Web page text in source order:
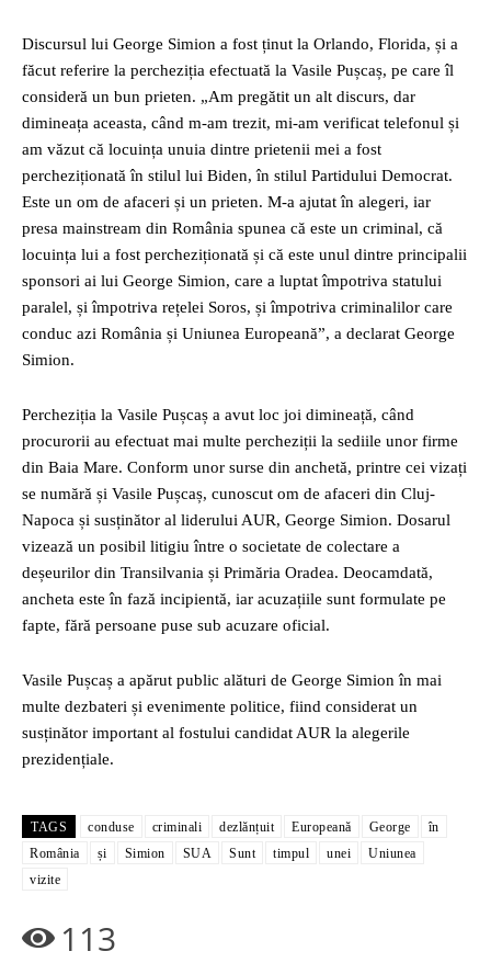
Discursul lui George Simion a fost ținut la Orlando, Florida, și a
făcut referire la percheziția efectuată la Vasile Pușcaș, pe care îl
consideră un bun prieten. „Am pregătit un alt discurs, dar
dimineața aceasta, când m-am trezit, mi-am verificat telefonul și
am văzut că locuința unuia dintre prietenii mei a fost
percheziționată în stilul lui Biden, în stilul Partidului Democrat.
Este un om de afaceri și un prieten. M-a ajutat în alegeri, iar
presa mainstream din România spunea că este un criminal, că
locuința lui a fost percheziționată și că este unul dintre principalii
sponsori ai lui George Simion, care a luptat împotriva statului
paralel, și împotriva rețelei Soros, și împotriva criminalilor care
conduc azi România și Uniunea Europeană”, a declarat George
Simion.
Percheziția la Vasile Pușcaș a avut loc joi dimineață, când
procurorii au efectuat mai multe percheziții la sediile unor firme
din Baia Mare. Conform unor surse din anchetă, printre cei vizați
se numără și Vasile Pușcaș, cunoscut om de afaceri din Cluj-
Napoca și susținător al liderului AUR, George Simion. Dosarul
vizează un posibil litigiu între o societate de colectare a
deșeurilor din Transilvania și Primăria Oradea. Deocamdată,
ancheta este în fază incipientă, iar acuzațiile sunt formulate pe
fapte, fără persoane puse sub acuzare oficial.
Vasile Pușcaș a apărut public alături de George Simion în mai
multe dezbateri și evenimente politice, fiind considerat un
susținător important al fostului candidat AUR la alegerile
prezidențiale.
TAGS conduse criminali dezlănțuit Europeană George
în
România
și Simion SUA Sunt timpul unei
Uniunea
vizite
113